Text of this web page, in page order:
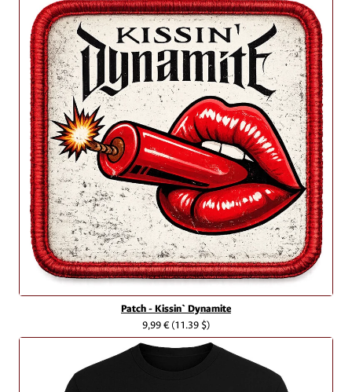
Patch - Kissin` Dynamite
9,99 €(11.39 $)